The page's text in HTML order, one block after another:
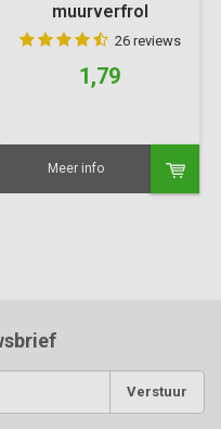
muurverfrol
26 reviews
1,79
Meer info
Verstuur